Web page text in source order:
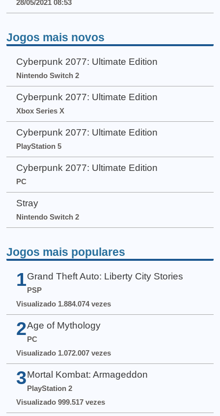
28/05/2021 08:53
Jogos mais novos
Cyberpunk 2077: Ultimate Edition
Nintendo Switch 2
Cyberpunk 2077: Ultimate Edition
Xbox Series X
Cyberpunk 2077: Ultimate Edition
PlayStation 5
Cyberpunk 2077: Ultimate Edition
PC
Stray
Nintendo Switch 2
Jogos mais populares
1 Grand Theft Auto: Liberty City Stories
PSP
Visualizado 1.884.074 vezes
2 Age of Mythology
PC
Visualizado 1.072.007 vezes
3 Mortal Kombat: Armageddon
PlayStation 2
Visualizado 999.517 vezes